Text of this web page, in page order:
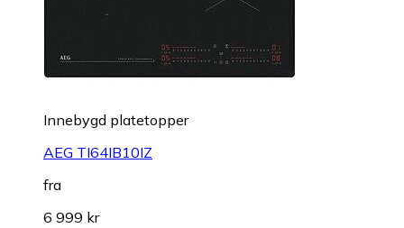
Innebygd platetopper
AEG TI64IB10IZ
fra
6 999 kr